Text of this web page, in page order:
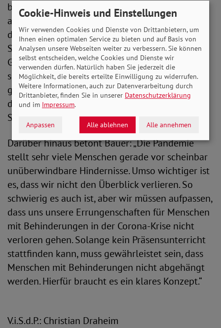
benachteiligte Menschen abgehängt und
ausgegrenzt fühlen. Wir dürfen nicht zulassen,
dass diese Menschen das Vertrauen in den
Sozialstaat vollständig verlieren. Der Schutz der
Gesundheit darf keine Frage des Geldbeutels
sein. Es handelt sich hierbei um eine
gesamtgesellschaftliche Aufgabe. Insofern muss
die Ausstattung mit FFP2-Masken über
Steuermittel finanziert werden“, fordert Bauer.
Darüber hinaus betont Bauer: „Die Pandemie
stellt sehr viele Menschen gerade vor scheinbar
unüberwindbare Hindernisse. Umso wichtiger ist
es, dass wir nicht den Überblick verlieren. So
schwierig es auch ist, aber wir müssen aufpassen,
dass uns unsere Errungenschaften für Menschen
mit Behinderungen in der Corona-Krise nicht
verloren gehen. Solange kein Präsensunterricht
stattfinden kann, muss gewährleistet sein, dass
Menschen mit Behinderungen nicht abgehängt
werden. Hierfür braucht es ein klares Konzept.“
V.i.S.d.P.: Christian Draheim
Cookie-Hinweis und Einstellungen
Wir verwenden Cookies und Dienste von Drittanbietern, um
Ihnen einen optimalen Service zu bieten und auf Basis von
Analysen unsere Webseiten weiter zu verbessern. Sie können
selbst entscheiden, welche Cookies und Dienste wir
verwenden dürfen. Natürlich haben Sie jederzeit die
Möglichkeit, die bereits erteilte Einwilligung zu widerrufen.
Weitere Informationen, auch zur Datenverarbeitung durch
Drittanbieter, finden Sie in unserer Datenschutzerklärung
und im Impressum.
Anpassen Alle ablehnen Alle annehmen